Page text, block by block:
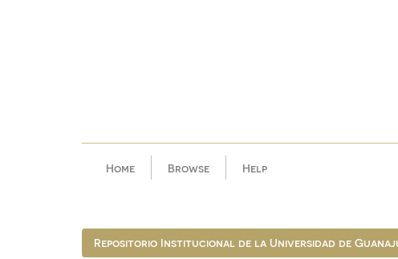
Home Browse Help
Repositorio Institucional de la Universidad de